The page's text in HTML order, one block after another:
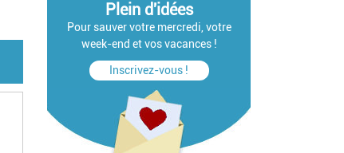
Plein d'idées
Pour sauver votre mercredi, votre
week-end et vos vacances !
Inscrivez-vous !